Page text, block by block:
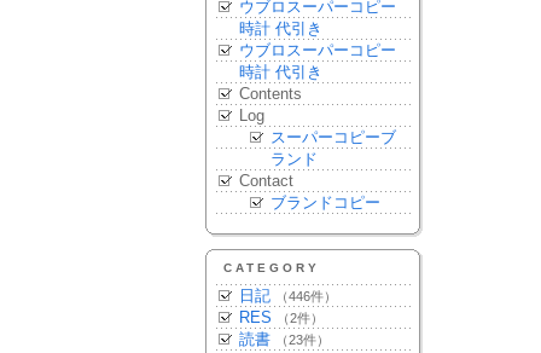
ウブロスーパーコピー
時計 代引き
ウブロスーパーコピー
時計 代引き
Contents
Log
スーパーコピーブ
ランド
Contact
ブランドコピー
CATEGORY
日記 （446件）
RES （2件）
読書 （23件）